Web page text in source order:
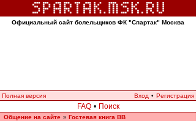
Официальный сайт болельщиков ФК "Спартак" Москва
Полная версия Вход • Регистрация
FAQ • Поиск
Общение на сайте » Гостевая книга ВВ